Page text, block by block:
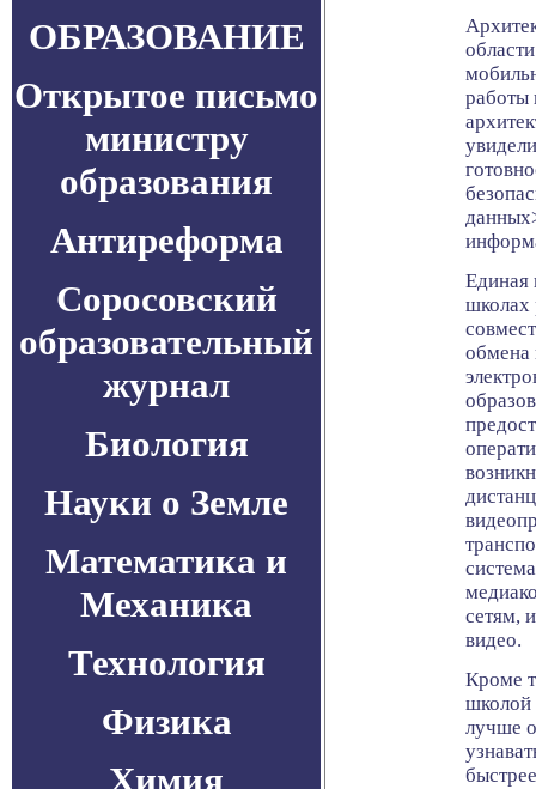
ОБРАЗОВАНИЕ
Открытое письмо
министру
образования
Антиреформа
Соросовский
образовательный
журнал
Биология
Науки о Земле
Математика и
Механика
Технология
Физика
Химия
работы
Единая
школах
обмена
сетям,
видео.
Кроме
школой
лучше